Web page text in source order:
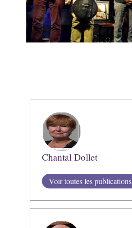
Chantal Dollet
Voir toutes les publications